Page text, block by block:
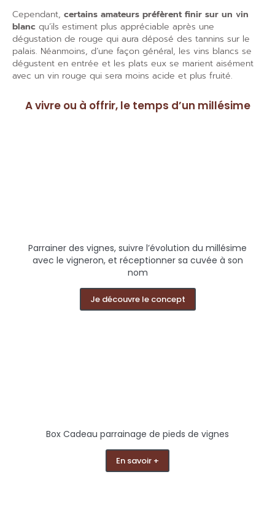
A vivre ou à offrir, le temps d’un millésime
Parrainer des vignes, suivre l’évolution du millésime
avec le vigneron, et réceptionner sa cuvée à son
nom
Je découvre le concept
Box Cadeau parrainage de pieds de vignes
En savoir +
Cependant, certains amateurs préfèrent finir sur un vin
blanc qu’ils estiment plus appréciable après une
dégustation de rouge qui aura déposé des tannins sur le
palais. Néanmoins, d’une façon général, les vins blancs se
dégustent en entrée et les plats eux se marient aisément
avec un vin rouge qui sera moins acide et plus fruité.